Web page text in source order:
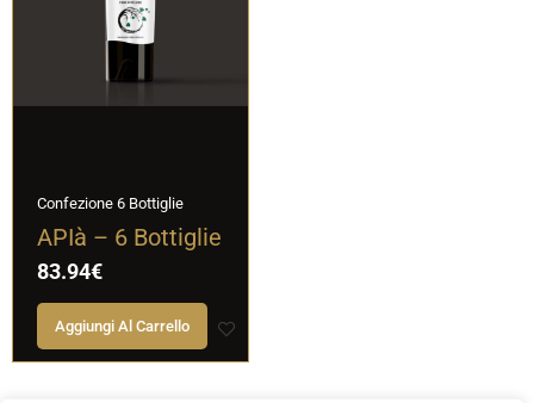
Confezione 6 Bottiglie
APIà – 6 Bottiglie
83.94€
Aggiungi Al Carrello